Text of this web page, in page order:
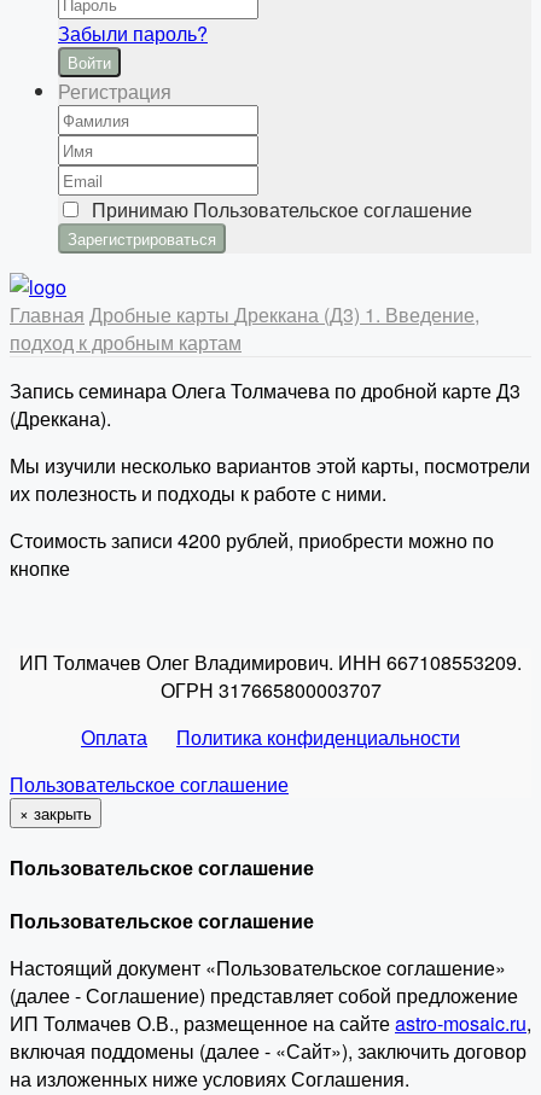
Забыли пароль?
Войти
Регистрация
Принимаю Пользовательское соглашение
Главная Дробные карты Дреккана (Д3) 1. Введение,
подход к дробным картам
Запись семинара Олега Толмачева по дробной карте Д3
(Дреккана).
Мы изучили несколько вариантов этой карты, посмотрели
их полезность и подходы к работе с ними.
Стоимость записи 4200 рублей, приобрести можно по
кнопке
ИП Толмачев Олег Владимирович. ИНН 667108553209.
ОГРН 317665800003707
Оплата
Политика конфиденциальности
Пользовательское соглашение
× закрыть
Пользовательское соглашение
Пользовательское соглашение
Настоящий документ «Пользовательское соглашение»
(далее - Соглашение) представляет собой предложение
ИП Толмачев О.В., размещенное на сайтеastro-mosaic.ru,
включая поддомены (далее - «Сайт»), заключить договор
на изложенных ниже условиях Соглашения.